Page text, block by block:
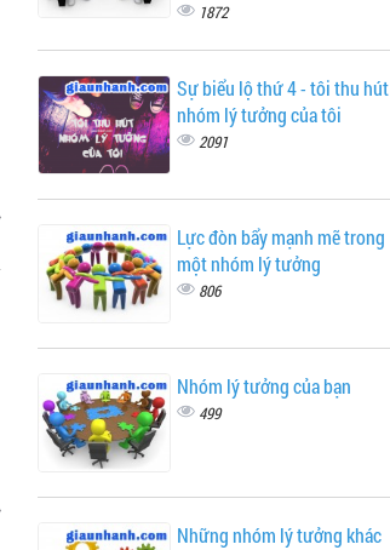
1872
Sự biểu lộ thứ 4 - tôi thu hút
nhóm lý tưởng của tôi
2091
Lực đòn bẩy mạnh mẽ trong
một nhóm lý tưởng
806
Nhóm lý tưởng của bạn
499
Những nhóm lý tưởng khác